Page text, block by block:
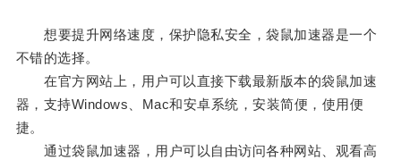
想要提升网络速度，保护隐私安全，袋鼠加速器是一个
不错的选择。
在官方网站上，用户可以直接下载最新版本的袋鼠加速
器，支持Windows、Mac和安卓系统，安装简便，使用便
捷。
通过袋鼠加速器，用户可以自由访问各种网站、观看高